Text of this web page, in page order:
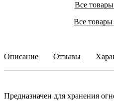
Все
Все товары
Описание Отзывы
Предназначен для хранения